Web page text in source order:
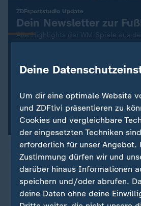
ZDFsportstudio Update
:
Dein Newsletter zur
Alle Highlights der WM-Spiele aus
zum DFB-Team und die wichtigsten
abonnieren!
Mit dem Abonnieren-Button akzeptieren
Nutzungsbedingungen.
Deine
Um dir eine optimale Website
und ZDFtivi präsentieren zu
Cookies und vergleichbare
der eingesetzten Techniken
erforderlich für unser Angebot.
Zustimmung dürfen wir und
darüber hinaus Informationen
speichern und/oder abrufen.
deine Daten ohne deine